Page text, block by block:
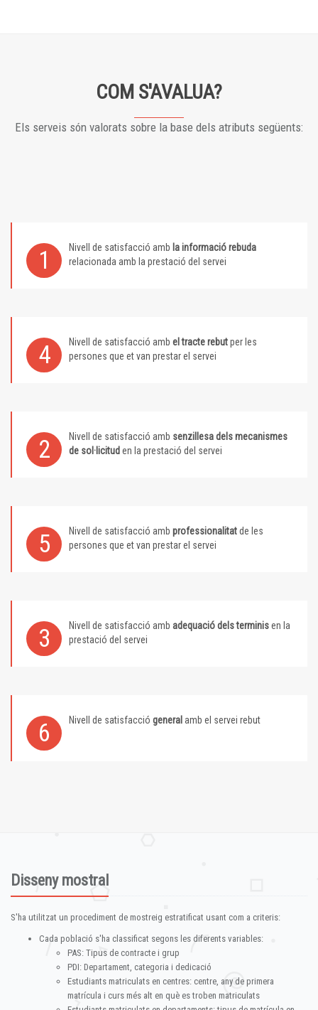
COM S'AVALUA?
Els serveis són valorats sobre la base dels atributs següents:
1 Nivell de satisfacció amb la informació rebuda
relacionada amb la prestació del servei
4 Nivell de satisfacció amb el tracte rebutper les
persones que et van prestar el servei
2 Nivell de satisfacció amb senzillesa dels mecanismes
de sol·licitud en la prestació del servei
5 Nivell de satisfacció amb professionalitatde les
persones que et van prestar el servei
3 Nivell de satisfacció amb adequació dels terminisen la
prestació del servei
6 Nivell de satisfacció general amb el servei rebut
Disseny mostral
S'ha utilitzat un procediment de mostreig estratificat usant com a criteris:
Cada població s'ha classificat segons les diferents variables:
PAS: Tipus de contracte i grup
PDI: Departament, categoria i dedicació
Estudiants matriculats en centres: centre, any de primera
matrícula i curs més alt en què es troben matriculats